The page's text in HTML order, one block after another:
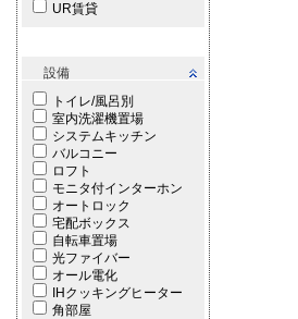
UR賃貸
設備
トイレ/風呂別
室内洗濯機置場
システムキッチン
バルコニー
ロフト
モニタ付インターホン
オートロック
宅配ボックス
自転車置場
光ファイバー
オール電化
IHクッキングヒーター
角部屋